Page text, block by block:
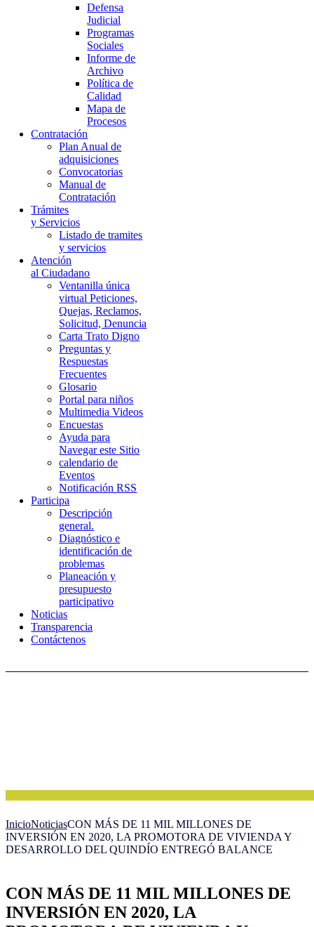
Defensa
Judicial
Programas
Sociales
Informe de
Archivo
Política de
Calidad
Mapa de
Procesos
Contratación
Plan Anual de
adquisiciones
Convocatorias
Manual de
Contratación
Trámites
y Servicios
Listado de tramites
y servicios
Atención
al Ciudadano
Ventanilla única
virtual Peticiones,
Quejas, Reclamos,
Solicitud, Denuncia
Carta Trato Digno
Preguntas y
Respuestas
Frecuentes
Glosario
Portal para niños
Multimedia Videos
Encuestas
Ayuda para
Navegar este Sitio
calendario de
Eventos
Notificación RSS
Participa
Descripción
general.
Diagnóstico e
identificación de
problemas
Planeación y
presupuesto
participativo
Noticias
Transparencia
Contáctenos
InicioNoticiasCON MÁS DE 11 MIL MILLONES DE
INVERSIÓN EN 2020, LA PROMOTORA DE VIVIENDA Y
DESARROLLO DEL QUINDÍO ENTREGÓ BALANCE
CON MÁS DE 11 MIL MILLONES DE
INVERSIÓN EN 2020, LA